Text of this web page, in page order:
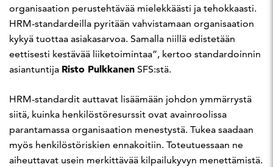
organisaation perustehtävää mielekkäästi ja tehokkaasti.
HRM-standardeilla pyritään vahvistamaan organisaation
kykyä tuottaa asiakasarvoa. Samalla niillä edistetään
eettisesti kestävää liiketoimintaa”, kertoo standardoinnin
asiantuntija Risto Pulkkanen SFS:stä.
HRM-standardit auttavat lisäämään johdon ymmärrystä
siitä, kuinka henkilöstöresurssit ovat avainroolissa
parantamassa organisaation menestystä. Tukea saadaan
myös henkilöstöriskien ennakoitiin. Toteutuessaan ne
aiheuttavat usein merkittävää kilpailukyvyn menettämistä.